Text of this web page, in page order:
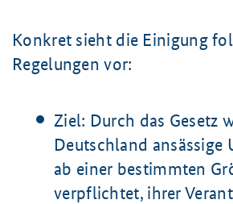
Konkret sieht die Einigung
Regelungen vor:
Ziel: Durch das Gesetz
Deutschland ansässige
ab einer bestimmten
verpflichtet, ihrer